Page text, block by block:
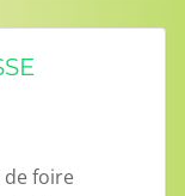
de foire